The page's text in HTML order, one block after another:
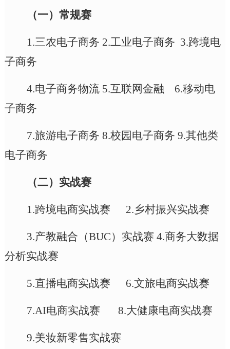
（一） 常规赛
1.三农电子商务 2.工业电子商务 3.跨境电
子商务
4.电子商务物流 5.互联网金融 6.移动电
子商务
7.旅游电子商务 8.校园电子商务 9.其他类
电子商务
（二） 实战赛
1.跨境电商实战赛 2.乡村振兴实战赛
3.产教融合 （BUC） 实战赛 4.商务大数据
分析实战赛
5.直播电商实战赛 6.文旅电商实战赛
7.AI电商实战赛 8.大健康电商实战赛
9.美妆新零售实战赛